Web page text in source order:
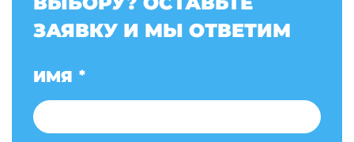
ЗАЯВКУ И МЫ ОТВЕТИМ
ИМЯ *